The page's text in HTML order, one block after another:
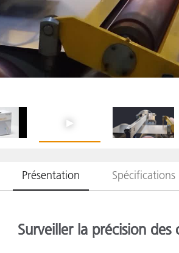
Cosmétiques
Présentation Spécifications
Surveiller la précision